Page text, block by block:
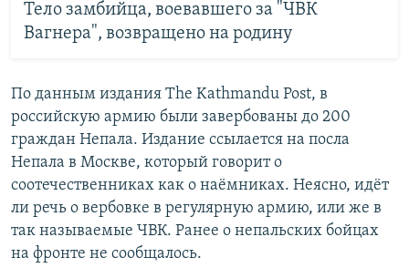
Тело замбийца, воевавшего за "ЧВК
Вагнера", возвращено на родину
По данным издания The Kathmandu Post, в
российскую армию были завербованы до 200
граждан Непала. Издание ссылается на посла
Непала в Москве, который говорит о
соотечественниках как о наёмниках. Неясно, идёт
ли речь о вербовке в регулярную армию, или же в
так называемые ЧВК. Ранее о непальских бойцах
на фронте не сообщалось.